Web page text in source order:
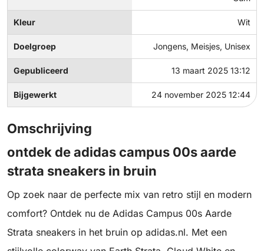
Kleur Wit
Doelgroep Jongens, Meisjes, Unisex
Gepubliceerd 13 maart 2025 13:12
Bijgewerkt 24 november 2025 12:44
Omschrijving
ontdek de adidas campus 00s aarde
strata sneakers in bruin
Op zoek naar de perfecte mix van retro stijl en modern
comfort? Ontdek nu de Adidas Campus 00s Aarde
Strata sneakers in het bruin op adidas.nl. Met een